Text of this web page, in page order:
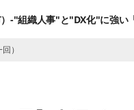
-"組織人事"と"DX化"に強い
）